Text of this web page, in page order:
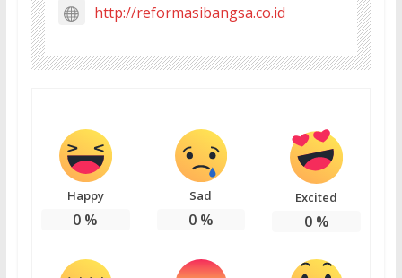
http://reformasibangsa.co.id
Happy
0 %
Sad
0%
Excited
0%